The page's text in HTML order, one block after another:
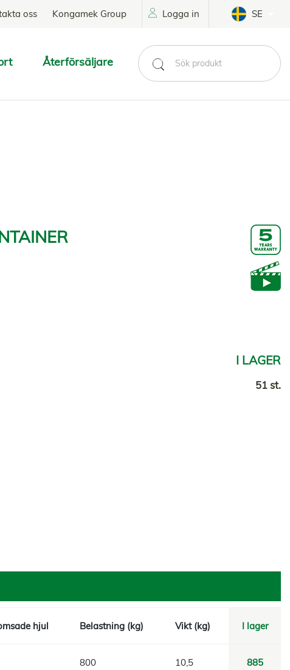
oss Kongamek Group Logga in SE
Återförsäljare
I LAGER
51 st.
hjul Belastning (kg) Vikt (kg) I lager
800 10,5 885